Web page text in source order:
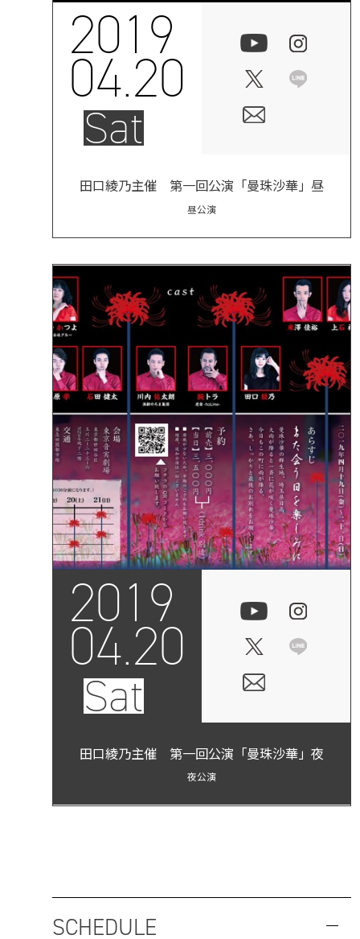
2019
04.20
Sat
田口綾乃主催 第一回公演「曼珠沙華」昼
昼公演
2019
04.20
Sat
田口綾乃主催 第一回公演「曼珠沙華」夜
夜公演
SCHEDULE